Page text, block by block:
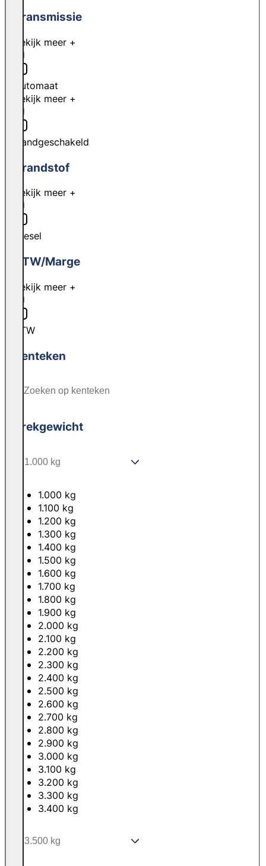
Transmissie
Bekijk meer +
Automaat
Bekijk meer +
Handgeschakeld
Brandstof
Bekijk meer +
Diesel
BTW/Marge
Bekijk meer +
BTW
Kenteken
Trekgewicht
1.000 kg
1.100 kg
1.200 kg
1.300 kg
1.400 kg
1.500 kg
1.600 kg
1.700 kg
1.800 kg
1.900 kg
2.000 kg
2.100 kg
2.200 kg
2.300 kg
2.400 kg
2.500 kg
2.600 kg
2.700 kg
2.800 kg
2.900 kg
3.000 kg
3.100 kg
3.200 kg
3.300 kg
3.400 kg